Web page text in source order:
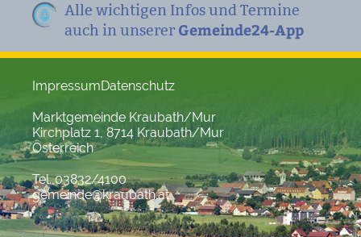
Alle wichtigen Infos und Termine
auch in unserer Gemeinde24-App
ImpressumDatenschutz
Marktgemeinde Kraubath/Mur
Kirchplatz 1, 8714 Kraubath/Mur
Österreich
Tel. 03832/4100
gemeinde@kraubath.at